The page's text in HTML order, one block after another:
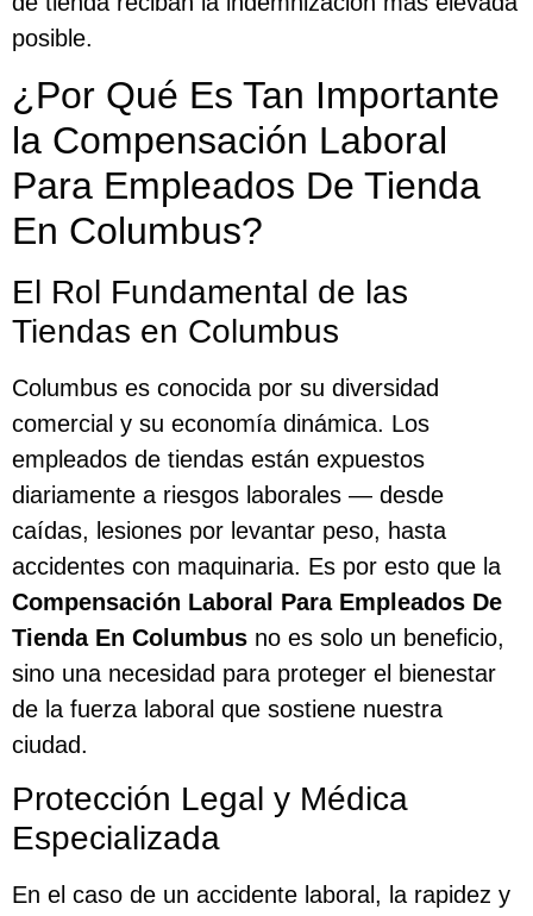
posible.
¿Por Qué Es Tan Importante
la Compensación Laboral
Para Empleados De Tienda
En Columbus?
El Rol Fundamental de las
Tiendas en Columbus
Columbus es conocida por su diversidad
comercial y su economía dinámica. Los
empleados de tiendas están expuestos
diariamente a riesgos laborales — desde
caídas, lesiones por levantar peso, hasta
accidentes con maquinaria. Es por esto que la
Compensación Laboral Para Empleados De
Tienda En Columbus no es solo un beneficio,
sino una necesidad para proteger el bienestar
de la fuerza laboral que sostiene nuestra
ciudad.
Protección Legal y Médica
Especializada
En el caso de un accidente laboral, la rapidez y